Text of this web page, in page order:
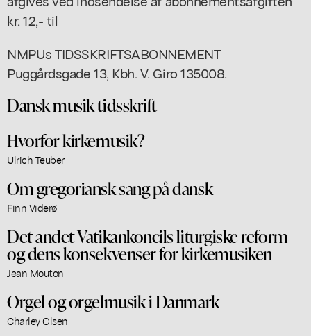
kr. 12,- til
NMPUs TIDSSKRIFTSABONNEMENT
Puggårdsgade 13, Kbh. V. Giro 135008.
Dansk musik tidsskrift
Hvorfor kirkemusik?
Ulrich Teuber
Om gregoriansk sang på dansk
Finn Viderø
Det andet Vatikankoncils liturgiske reform
og dens konsekvenser for kirkemusiken
Jean Mouton
Orgel og orgelmusik i Danmark
Charley Olsen